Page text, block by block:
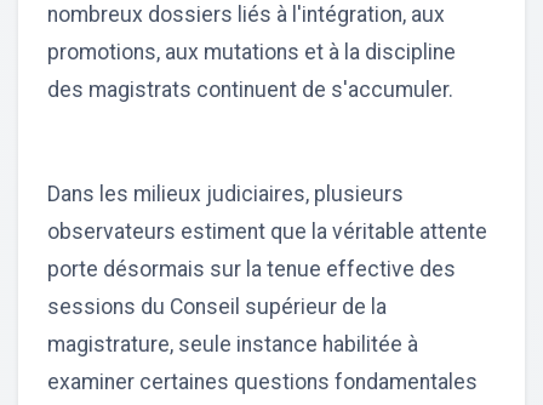
nombreux dossiers liés à l'intégration, aux
promotions, aux mutations et à la discipline
des magistrats continuent de s'accumuler.
Dans les milieux judiciaires, plusieurs
observateurs estiment que la véritable attente
porte désormais sur la tenue effective des
sessions du Conseil supérieur de la
magistrature, seule instance habilitée à
examiner certaines questions fondamentales